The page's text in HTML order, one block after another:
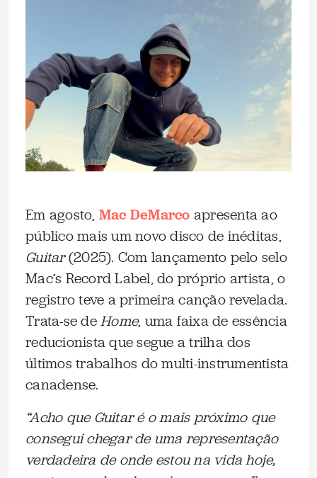
Em agosto, Mac DeMarco apresenta ao
público mais um novo disco de inéditas,
Guitar(2025). Com lançamento pelo selo
Mac’s Record Label, do próprio artista, o
registro teve a primeira canção revelada.
Trata-se deHome, uma faixa de essência
reducionista que segue a trilha dos
últimos trabalhos do multi-instrumentista
canadense.
“Acho que Guitar é o mais próximo que
consegui chegar de uma representação
verdadeira de onde estou na vida hoje,